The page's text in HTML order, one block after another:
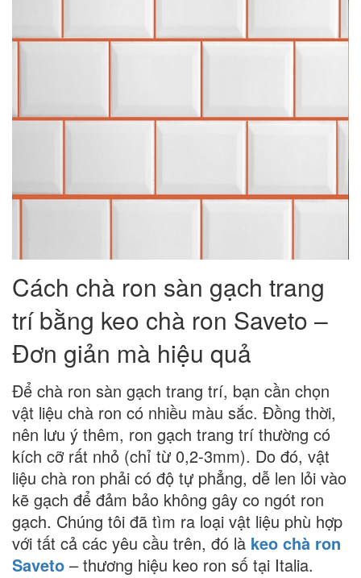
Cách chà ron sàn gạch trang
trí bằng keo chà ron Saveto –
Đơn giản mà hiệu quả
Để chà ron sàn gạch trang trí, bạn cần chọn
vật liệu chà ron có nhiều màu sắc. Đồng thời,
nên lưu ý thêm, ron gạch trang trí thường có
kích cỡ rất nhỏ (chỉ từ 0,2-3mm). Do đó, vật
liệu chà ron phải có độ tự phẳng, dễ len lỏi vào
kẽ gạch để đảm bảo không gây co ngót ron
gạch. Chúng tôi đã tìm ra loại vật liệu phù hợp
với tất cả các yêu cầu trên, đó là keo chà ron
Saveto – thương hiệu keo ron số tại Italia.